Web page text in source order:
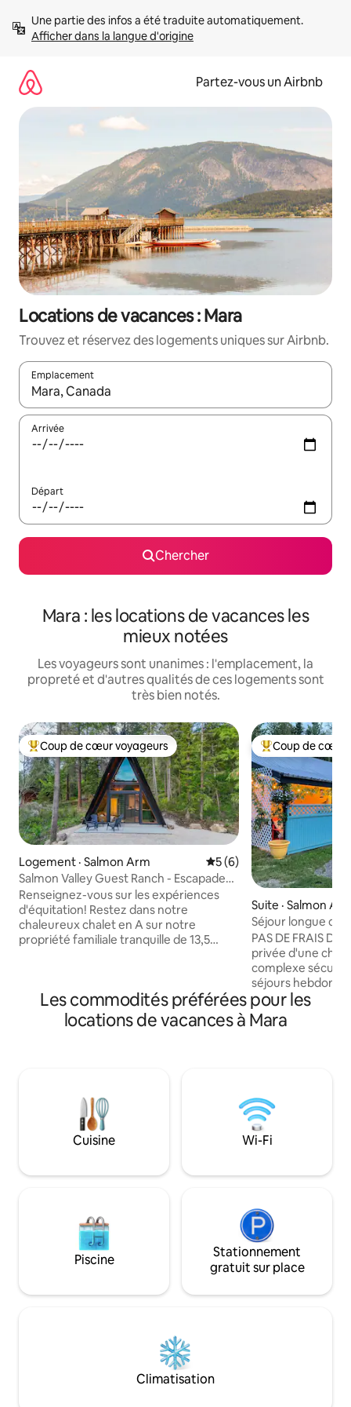
directement
Afficher dans la langue d'origine
Partez-vous un Airbnb
Locations de vacances : Mara
Trouvez et réservez des logements uniques sur Airbnb.
Emplacement
Quand les résultats sont affichés, parcourez-les en utilisant
Arrivée
Départ
Chercher
Mara : les locations de vacances les
mieux notées
Les voyageurs sont unanimes : l'emplacement, la
propreté et d'autres qualités de ces logements sont
très bien notés.
Coup de cœur voyageurs parmi les plus aimés
Coup de cœur voyageurs
Logement · Salmon Arm Note moyenne de 5 sur 5,
5 (6)
Salmon Valley Guest Ranch - Escapade
dans un chalet en A
Renseignez-vous sur les expériences
d'équitation! Restez dans notre
chaleureux chalet en A sur notre
propriété familiale tranquille de 13,5
la recherche de tranquillité dans la forêt
sur notre ranch d'accueil. Comprend
une cuisine entièrement équipée, une
les sentiers et les chutes d'eau de la
région, ou allez voir nos chèvres, nos
cochons, nos poules, nos dindes et nos
Coup de cœur
Coup de cœur
Suite · Salmon
Séjour longue
Salmon Arm
PAS DE FRAIS DE
privée d'une
complexe
séjours
Shaw Shack est
entièrement
de 330 pieds
thé, condiments
propre barbecue.
chauffage Téléviseurs intelligents avec
Amazon Prime,
laveuse/
restaurants
Les commodités préférées pour les
locations de vacances à Mara
Cuisine Wi-Fi
Piscine
Stationnement
gratuit sur place
Climatisation